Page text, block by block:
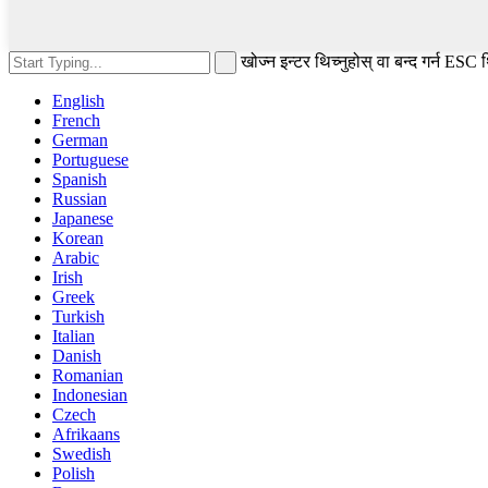
खोज्न इन्टर थिच्नुहोस् वा बन्द गर्न ESC
English
French
German
Portuguese
Spanish
Russian
Japanese
Korean
Arabic
Irish
Greek
Turkish
Italian
Danish
Romanian
Indonesian
Czech
Afrikaans
Swedish
Polish